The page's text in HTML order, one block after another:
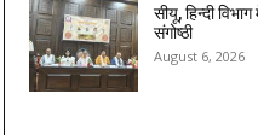
सीयू, हिन्दी
संगोष्ठी
August 6, 2026